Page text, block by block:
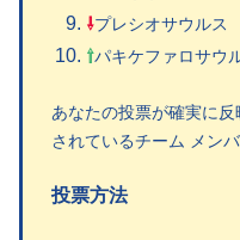
⇩プレシオサウルス
⇧パキケファロサウ
あなたの投票が確実に反
されているチーム メン
投票方法